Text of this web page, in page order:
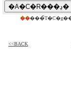
��
<<BACK